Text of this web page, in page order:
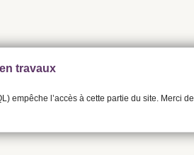
travaux
empêche l’accès à cette partie du site. Merci de